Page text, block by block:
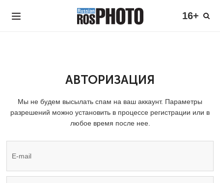
16+
АВТОРИЗАЦИЯ
Мы не будем высылать спам на ваш аккаунт. Параметры
разрешений можно установить в процессе регистрации или в
любое время после нее.